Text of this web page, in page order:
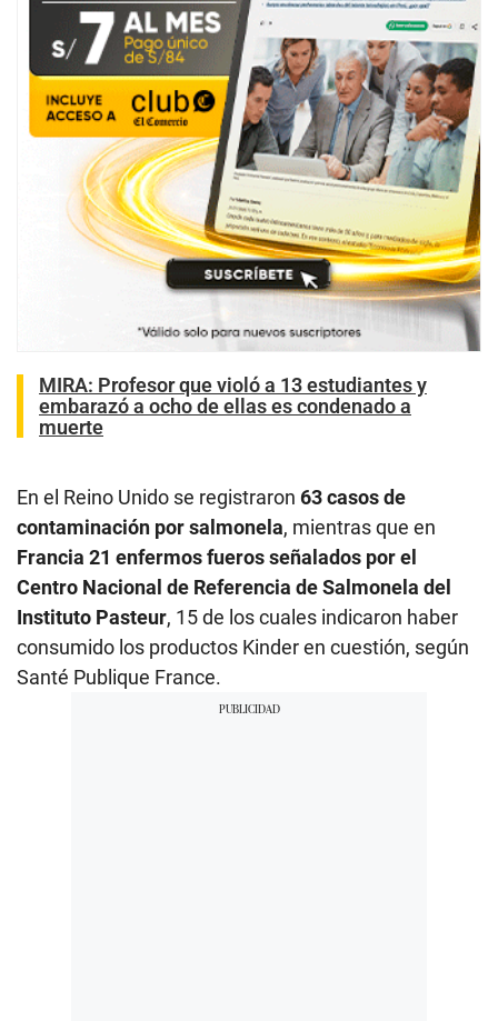
MIRA: Profesor que violó a 13 estudiantes y
embarazó a ocho de ellas es condenado a
muerte
En el Reino Unido se registraron 63 casos de
contaminación por salmonela, mientras que en
Francia 21 enfermos fueros señalados por el
Centro Nacional de Referencia de Salmonela del
Instituto Pasteur, 15 de los cuales indicaron haber
consumido los productos Kinder en cuestión, según
Santé Publique France.